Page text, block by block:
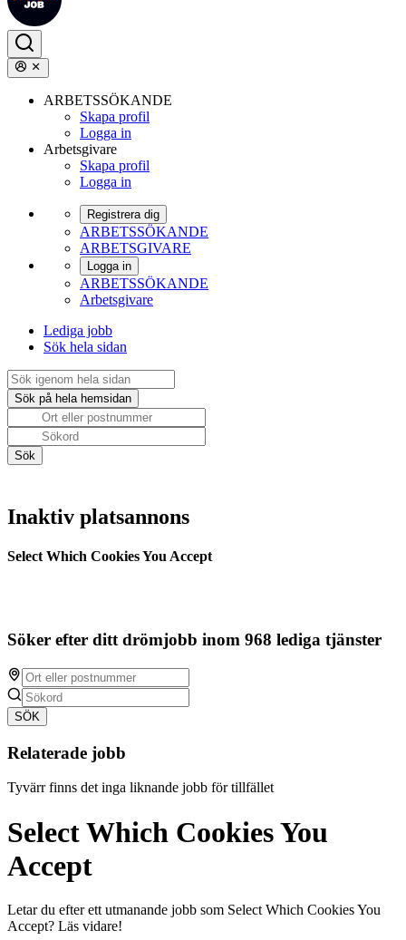
ARBETSSÖKANDE
Skapa profil
Logga in
Arbetsgivare
Skapa profil
Logga in
Registrera dig
ARBETSSÖKANDE
ARBETSGIVARE
Logga in
ARBETSSÖKANDE
Arbetsgivare
Lediga jobb
Sök hela sidan
Inaktiv platsannons
Select Which Cookies You Accept
Söker efter ditt drömjobb inom 968 lediga tjänster
SÖK
Relaterade jobb
Tyvärr finns det inga liknande jobb för tillfället
Select Which Cookies You
Accept
Letar du efter ett utmanande jobb som Select Which Cookies You
Accept? Läs vidare!